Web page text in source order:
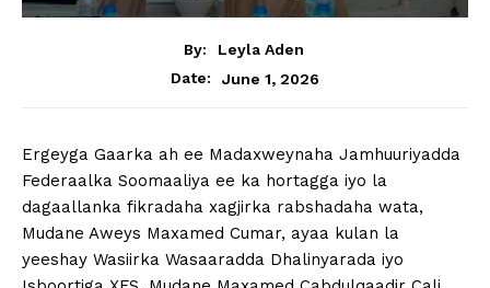
By:
Leyla Aden
Date:
June 1, 2026
Ergeyga Gaarka ah ee Madaxweynaha Jamhuuriyadda
Federaalka Soomaaliya ee ka hortagga iyo la
dagaallanka fikradaha xagjirka rabshadaha wata,
Mudane Aweys Maxamed Cumar, ayaa kulan la
yeeshay Wasiirka Wasaaradda Dhalinyarada iyo